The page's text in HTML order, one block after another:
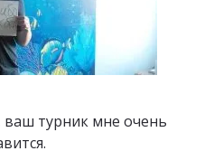
ваш турник мне очень